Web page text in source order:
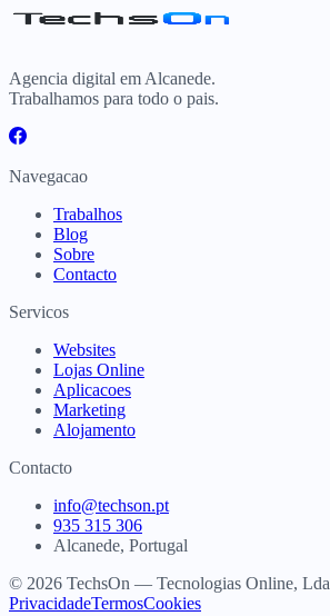
Agencia digital em Alcanede.
Trabalhamos para todo o pais.
Navegacao
Trabalhos
Blog
Sobre
Contacto
Servicos
Websites
Lojas Online
Aplicacoes
Marketing
Alojamento
Contacto
info@techson.pt
935 315 306
Alcanede, Portugal
© 2026 TechsOn — Tecnologias Online, Lda
PrivacidadeTermosCookies